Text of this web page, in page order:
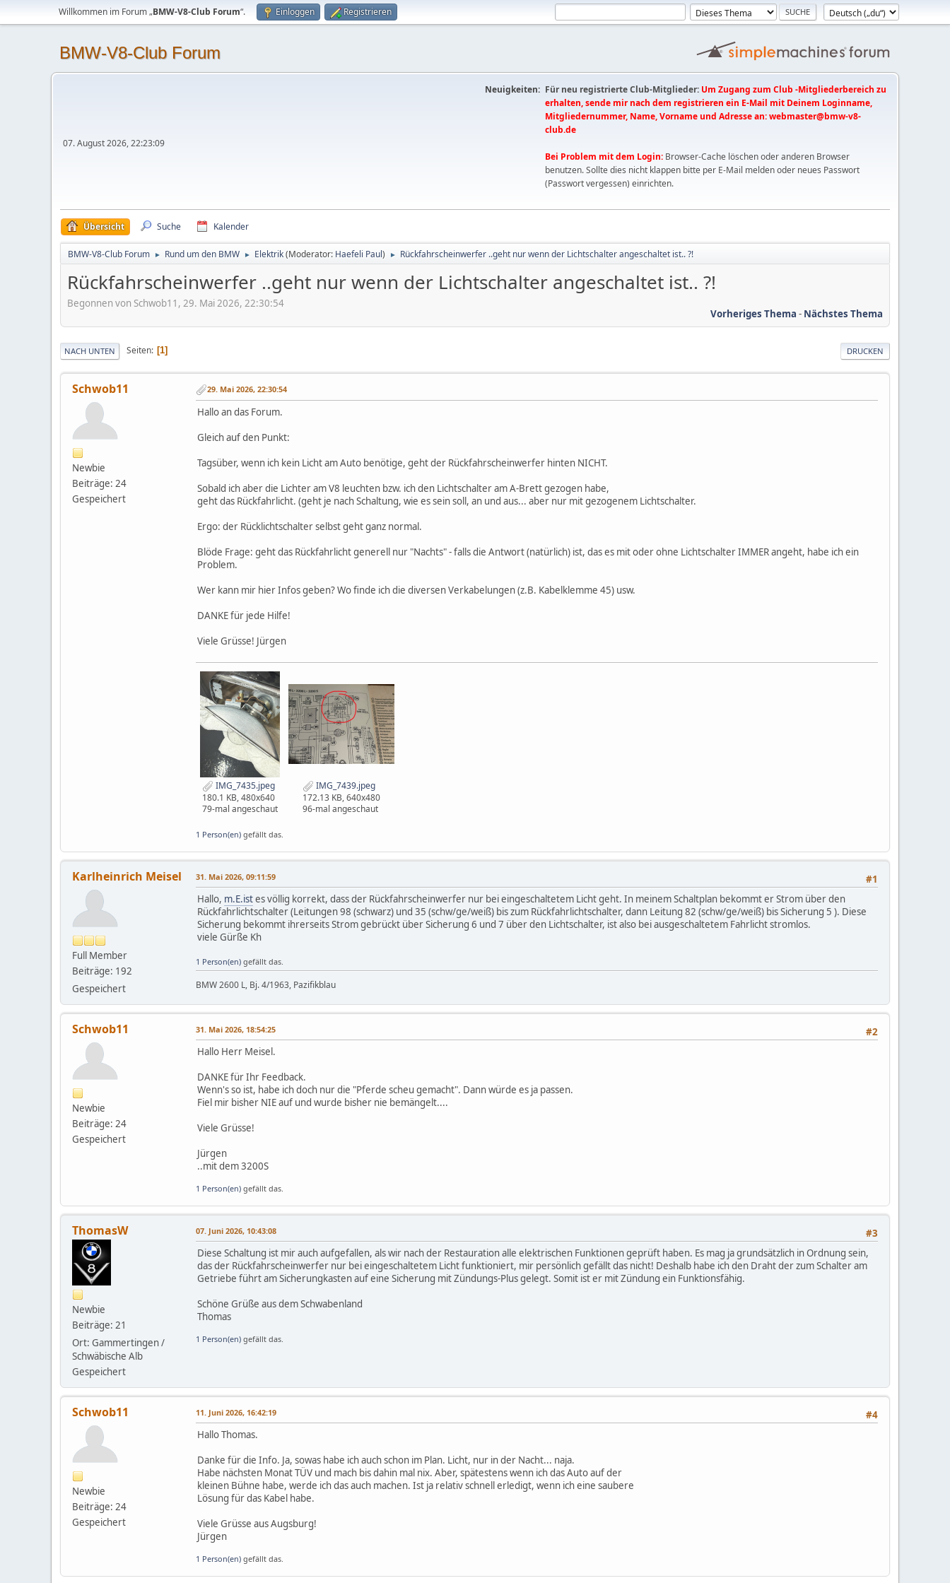
Willkommen im Forum „BMW-V8-Club Forum“. Einloggen Registrieren
BMW-V8-Club Forum
07. August 2026, 22:23:09
Neuigkeiten: Für neu registrierte Club-Mitglieder: Um Zugang zum Club -Mitgliederbereich zu
erhalten, sende mir nach dem registrieren ein E-Mail mit Deinem Loginname,
Mitgliedernummer, Name, Vorname und Adresse an:webmaster@bmw-v8-
club.de
Bei Problem mit dem Login: Browser-Cache löschen oder anderen Browser
benutzen. Sollte dies nicht klappen bitte per E-Mail melden oder neues Passwort
(Passwort vergessen) einrichten.
Übersicht Suche Kalender
BMW-V8-Club Forum ► Rund um den BMW ► Elektrik(Moderator: Haefeli Paul) ► Rückfahrscheinwerfer ..geht nur wenn der Lichtschalter angeschaltet ist.. ?!
Rückfahrscheinwerfer ..geht nur wenn der Lichtschalter angeschaltet ist.. ?!
Begonnen von Schwob11, 29. Mai 2026, 22:30:54
Vorheriges Thema - Nächstes Thema
DRUCKEN
NACH UNTEN Seiten 1
Schwob11
Newbie
Beiträge: 24
Gespeichert
29. Mai 2026, 22:30:54
Hallo an das Forum.
Gleich auf den Punkt:
Tagsüber, wenn ich kein Licht am Auto benötige, geht der Rückfahrscheinwerfer hinten NICHT.
Sobald ich aber die Lichter am V8 leuchten bzw. ich den Lichtschalter am A-Brett gezogen habe,
geht das Rückfahrlicht. (geht je nach Schaltung, wie es sein soll, an und aus... aber nur mit gezogenem Lichtschalter.
Ergo: der Rücklichtschalter selbst geht ganz normal.
Blöde Frage: geht das Rückfahrlicht generell nur "Nachts" - falls die Antwort (natürlich) ist, das es mit oder ohne Lichtschalter IMMER angeht, habe ich ein
Problem.
Wer kann mir hier Infos geben? Wo finde ich die diversen Verkabelungen (z.B. Kabelklemme 45) usw.
DANKE für jede Hilfe!
Viele Grüsse! Jürgen
IMG_7435.jpeg
180.1 KB, 480x640
79-mal angeschaut
IMG_7439.jpeg
172.13 KB, 640x480
96-mal angeschaut
1 Person(en) gefällt das.
Karlheinrich Meisel
Full Member
Beiträge: 192
Gespeichert
#1
31. Mai 2026, 09:11:59
Hallo, m.E.istes völlig korrekt, dass der Rückfahrscheinwerfer nur bei eingeschaltetem Licht geht. In meinem Schaltplan bekommt er Strom über den
Rückfahrlichtschalter (Leitungen 98 (schwarz) und 35 (schw/ge/weiß) bis zum Rückfahrlichtschalter, dann Leitung 82 (schw/ge/weiß) bis Sicherung 5 ). Diese
Sicherung bekommt ihrerseits Strom gebrückt über Sicherung 6 und 7 über den Lichtschalter, ist also bei ausgeschaltetem Fahrlicht stromlos.
viele Gürße Kh
1 Person(en) gefällt das.
BMW 2600 L, Bj. 4/1963, Pazifikblau
Schwob11
Newbie
Beiträge: 24
Gespeichert
#2
31. Mai 2026, 18:54:25
Hallo Herr Meisel.
DANKE für Ihr Feedback.
Wenn's so ist, habe ich doch nur die "Pferde scheu gemacht". Dann würde es ja passen.
Fiel mir bisher NIE auf und wurde bisher nie bemängelt....
Viele Grüsse!
Jürgen
..mit dem 3200S
1 Person(en) gefällt das.
ThomasW
Newbie
Beiträge: 21
Ort: Gammertingen /
Schwäbische Alb
Gespeichert
#3
07. Juni 2026, 10:43:08
Diese Schaltung ist mir auch aufgefallen, als wir nach der Restauration alle elektrischen Funktionen geprüft haben. Es mag ja grundsätzlich in Ordnung sein,
das der Rückfahrscheinwerfer nur bei eingeschaltetem Licht funktioniert, mir persönlich gefällt das nicht! Deshalb habe ich den Draht der zum Schalter am
Getriebe führt am Sicherungkasten auf eine Sicherung mit Zündungs-Plus gelegt. Somit ist er mit Zündung ein Funktionsfähig.
Schöne Grüße aus dem Schwabenland
Thomas
1 Person(en) gefällt das.
Schwob11
Newbie
Beiträge: 24
Gespeichert
#4
11. Juni 2026, 16:42:19
Hallo Thomas.
Danke für die Info. Ja, sowas habe ich auch schon im Plan. Licht, nur in der Nacht... naja.
Habe nächsten Monat TÜV und mach bis dahin mal nix. Aber, spätestens wenn ich das Auto auf der
kleinen Bühne habe, werde ich das auch machen. Ist ja relativ schnell erledigt, wenn ich eine saubere
Lösung für das Kabel habe.
Viele Grüsse aus Augsburg!
Jürgen
1 Person(en) gefällt das.